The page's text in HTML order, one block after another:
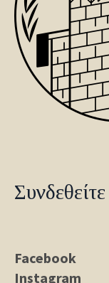
Facebook
Instagram